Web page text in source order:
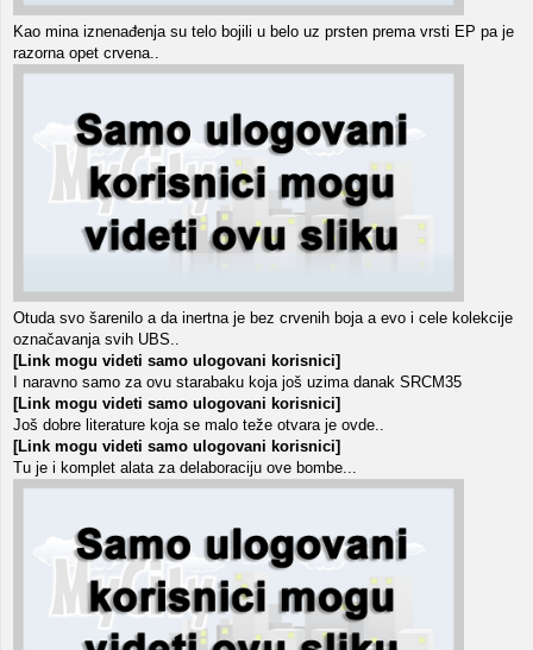
Kao mina iznenađenja su telo bojili u belo uz prsten prema vrsti EP pa je
razorna opet crvena..
Otuda svo šarenilo a da inertna je bez crvenih boja a evo i cele kolekcije
označavanja svih UBS..
[Link mogu videti samo ulogovani korisnici]
I naravno samo za ovu starabaku koja još uzima danak SRCM35
[Link mogu videti samo ulogovani korisnici]
Još dobre literature koja se malo teže otvara je ovde..
[Link mogu videti samo ulogovani korisnici]
Tu je i komplet alata za delaboraciju ove bombe...